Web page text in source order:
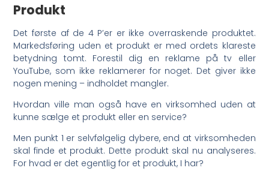
Produkt
Det første af de 4 P’er er ikke overraskende produktet.
Markedsføring uden et produkt er med ordets klareste
betydning tomt. Forestil dig en reklame på tv eller
YouTube, som ikke reklamerer for noget. Det giver ikke
nogen mening – indholdet mangler.
Hvordan ville man også have en virksomhed uden at
kunne sælge et produkt eller en service?
Men punkt 1 er selvfølgelig dybere, end at virksomheden
skal finde et produkt. Dette produkt skal nu analyseres.
For hvad er det egentlig for et produkt, I har?